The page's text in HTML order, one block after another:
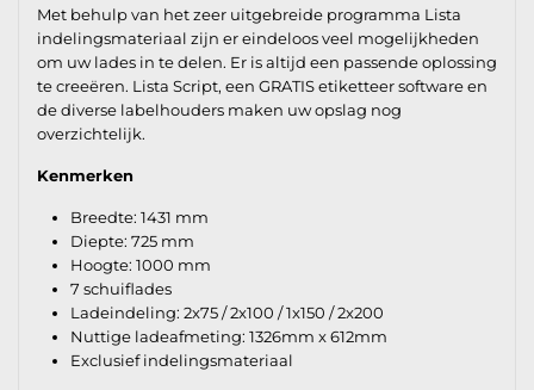
Met behulp van het zeer uitgebreide programma Lista
indelingsmateriaal zijn er eindeloos veel mogelijkheden
om uw lades in te delen. Er is altijd een passende oplossing
te creeëren. Lista Script, een GRATIS etiketteer software en
de diverse labelhouders maken uw opslag nog
overzichtelijk.
Kenmerken
Breedte: 1431 mm
Diepte: 725 mm
Hoogte: 1000 mm
7 schuiflades
Ladeindeling: 2x75 / 2x100 / 1x150 / 2x200
Nuttige ladeafmeting: 1326mm x 612mm
Exclusief indelingsmateriaal